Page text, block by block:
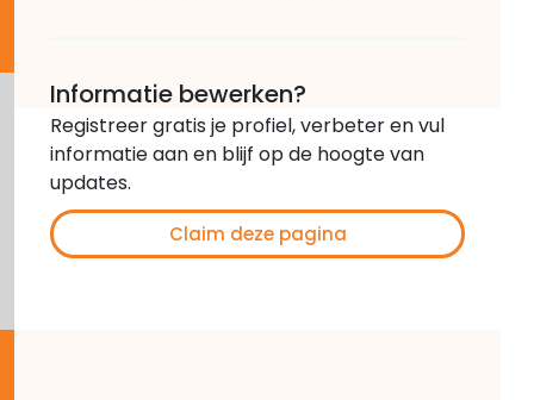
Informatie bewerken?
Registreer gratis je profiel, verbeter en vul
informatie aan en blijf op de hoogte van
updates.
Claim deze pagina